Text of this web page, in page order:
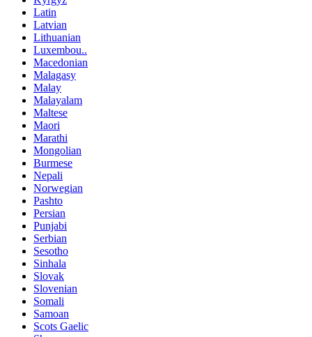
Latin
Latvian
Lithuanian
Luxembou..
Macedonian
Malagasy
Malay
Malayalam
Maltese
Maori
Marathi
Mongolian
Burmese
Nepali
Norwegian
Pashto
Persian
Punjabi
Serbian
Sesotho
Sinhala
Slovak
Slovenian
Somali
Samoan
Scots Gaelic